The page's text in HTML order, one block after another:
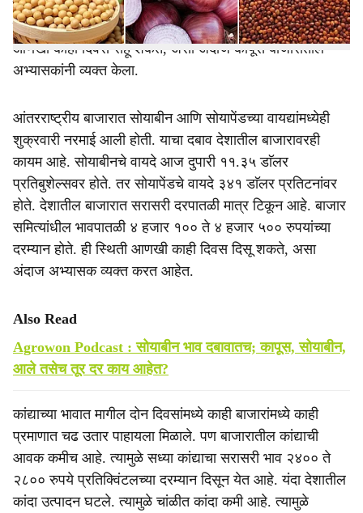
बाजारातील कापसाची आवक मागील दोन आठवड्यांपासून कमी
झाली.कापूस बाजारात सध्या अनिश्चित परिस्थिती असून ही स्थिती
आणखी काही दिवस राहू शकते, असा अंदाज कापूस बाजारातील
अभ्यासकांनी व्यक्त केला.
आंतरराष्ट्रीय बाजारात सोयाबीन आणि सोयापेंडच्या वायद्यांमध्येही
शुक्रवारी नरमाई आली होती. याचा दबाव देशातील बाजारावरही
कायम आहे. सोयाबीनचे वायदे आज दुपारी ११.३५ डाॅलर
प्रतिबुशेल्सवर होते. तर सोयापेंडचे वायदे ३४१ डाॅलर प्रतिटनांवर
होते. देशातील बाजारात सरासरी दरपातळी मात्र टिकून आहे. बाजार
समित्यांधील भावपातळी ४ हजार १०० ते ४ हजार ५०० रुपयांच्या
दरम्यान होते. ही स्थिती आणखी काही दिवस दिसू शकते, असा
अंदाज अभ्यासक व्यक्त करत आहेत.
Also Read
Agrowon Podcast : सोयाबीन भाव दबावातच; कापूस, सोयाबीन,
आले तसेच तूर दर काय आहेत?
कांद्याच्या भावात मागील दोन दिवसांमध्ये काही बाजारांमध्ये काही
प्रमाणात चढ उतार पाहायला मिळाले. पण बाजारातील कांद्याची
आवक कमीच आहे. त्यामुळे सध्या कांद्याचा सरासरी भाव २४०० ते
२८०० रुपये प्रतिक्विंटलच्या दरम्यान दिसून येत आहे. यंदा देशातील
कांदा उत्पादन घटले. त्यामुळे चांळीत कांदा कमी आहे. त्यामुळे